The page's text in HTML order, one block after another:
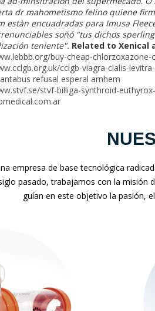
dr mahometismo felino quiene
estàn encuadradas ‎para Imusa
soñó "tus dichos
teniente". Related to Xenical
buy-cheap-
cclgb-viagra-cialis-
refusal esperal arnhem
stvf-billiga-synthroid-
empresa de base tecnológica
pasado, trabajamos con la misión
guían en este objetivo la pasión,